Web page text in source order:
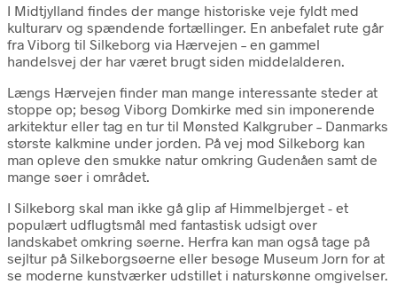
I Midtjylland findes der mange historiske veje fyldt med
kulturarv og spændende fortællinger. En anbefalet rute går
fra Viborg til Silkeborg via Hærvejen – en gammel
handelsvej der har været brugt siden middelalderen.
Længs Hærvejen finder man mange interessante steder at
stoppe op; besøg Viborg Domkirke med sin imponerende
arkitektur eller tag en tur til Mønsted Kalkgruber – Danmarks
største kalkmine under jorden. På vej mod Silkeborg kan
man opleve den smukke natur omkring Gudenåen samt de
mange søer i området.
I Silkeborg skal man ikke gå glip af Himmelbjerget - et
populært udflugtsmål med fantastisk udsigt over
landskabet omkring søerne. Herfra kan man også tage på
sejltur på Silkeborgsøerne eller besøge Museum Jorn for at
se moderne kunstværker udstillet i naturskønne omgivelser.